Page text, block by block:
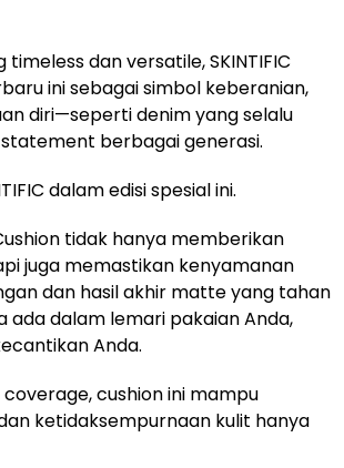
dan versatile, SKINTIFIC
ini sebagai simbol keberanian,
diri—seperti denim yang selalu
berbagai generasi.
dalam edisi spesial ini.
tidak hanya memberikan
juga memastikan kenyamanan
dan hasil akhir matte yang tahan
ada dalam lemari pakaian Anda,
Anda.
cushion ini mampu
ketidaksempurnaan kulit hanya